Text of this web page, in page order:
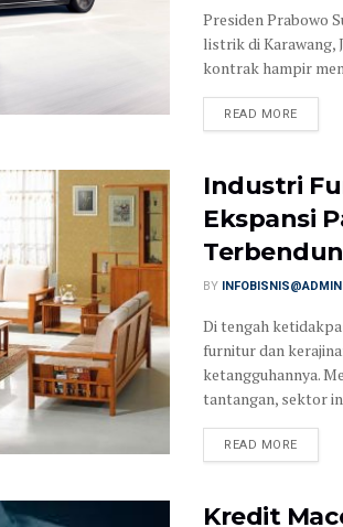
Presiden Prabowo
listrik di Karawang,
kontrak hampir
READ MORE
Industri
Ekspansi
BY INFOBISNIS@ADMIN
Di tengah
furnitur dan
ketangguhannya.
tantangan, sektor
READ MORE
Kredit